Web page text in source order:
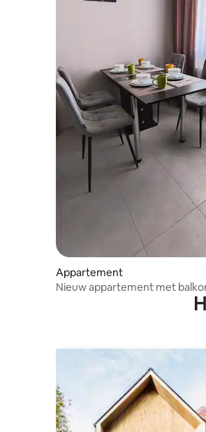
Appartement
Nieuw appartement met